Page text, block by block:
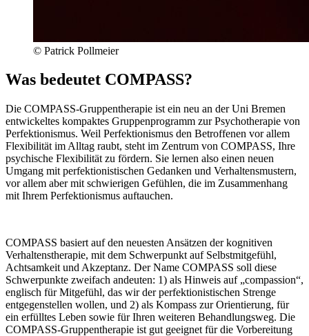
© Patrick Pollmeier
Was bedeutet COMPASS?
Die COMPASS-Gruppentherapie ist ein neu an der Uni Bremen
entwickeltes kompaktes Gruppenprogramm zur Psychotherapie von
Perfektionismus. Weil Perfektionismus den Betroffenen vor allem
Flexibilität im Alltag raubt, steht im Zentrum von COMPASS, Ihre
psychische Flexibilität zu fördern. Sie lernen also einen neuen
Umgang mit perfektionistischen Gedanken und Verhaltensmustern,
vor allem aber mit schwierigen Gefühlen, die im Zusammenhang
mit Ihrem Perfektionismus auftauchen.
COMPASS basiert auf den neuesten Ansätzen der kognitiven
Verhaltenstherapie, mit dem Schwerpunkt auf Selbstmitgefühl,
Achtsamkeit und Akzeptanz. Der Name COMPASS soll diese
Schwerpunkte zweifach andeuten: 1) als Hinweis auf „compassion“,
englisch für Mitgefühl, das wir der perfektionistischen Strenge
entgegenstellen wollen, und 2) als Kompass zur Orientierung, für
ein erfülltes Leben sowie für Ihren weiteren Behandlungsweg. Die
COMPASS-Gruppentherapie ist gut geeignet für die Vorbereitung